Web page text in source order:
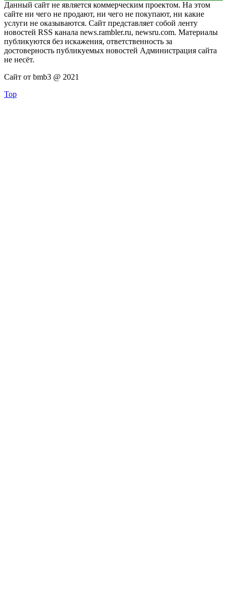
Данный сайт не является коммерческим проектом. На этом
сайте ни чего не продают, ни чего не покупают, ни какие
услуги не оказываются. Сайт представляет собой ленту
новостей RSS канала news.rambler.ru, newsru.com. Материалы
публикуются без искажения, ответственность за
достоверность публикуемых новостей Администрация сайта
не несёт.
Сайт от bmb3 @ 2021
Top